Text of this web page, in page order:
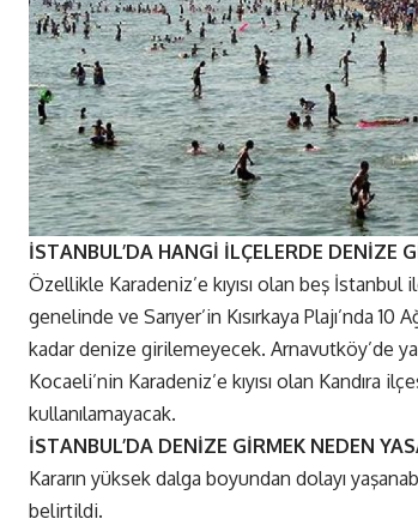
İSTANBUL’DA HANGİ İLÇELERDE DENİZE
Özellikle Karadeniz’e kıyısı olan beş
genelinde ve Sarıyer’in Kısırkaya Plajı’nda
kadar denize girilemeyecek. Arnavutköy’de
Kocaeli’nin Karadeniz’e kıyısı olan
kullanılamayacak.
İSTANBUL’DA DENİZE GİRMEK NEDEN
Kararın yüksek dalga boyundan dolayı
belirtildi.